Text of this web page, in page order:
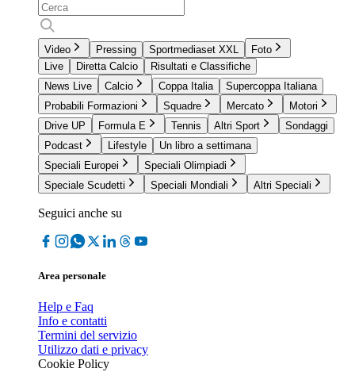
Video Pressing Sportmediaset XXL
Foto
Live
Diretta Calcio
Risultati e Classifiche
News Live
Calcio Coppa Italia
Supercoppa Italiana
Probabili Formazioni
Squadre Mercato
Motori
Drive UP
Formula E Tennis Altri Sport
Sondaggi
Podcast
Lifestyle
Un libro a settimana
Speciali Europei
Speciali Olimpiadi
Speciale Scudetti
Speciali Mondiali Altri Speciali
Seguici anche su
Area personale
Help e Faq
Info e contatti
Termini del servizio
Utilizzo dati e privacy
Cookie Policy